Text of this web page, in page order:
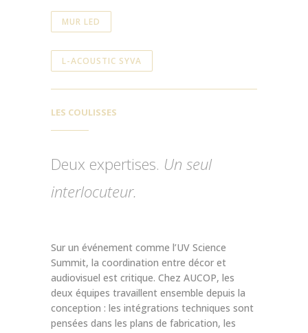
MUR LED
L-ACOUSTIC SYVA
LES COULISSES
Deux expertises. Un seul
interlocuteur.
Sur un événement comme l’UV Science
Summit, la coordination entre décor et
audiovisuel est critique. Chez AUCOP, les
deux équipes travaillent ensemble depuis la
conception : les intégrations techniques sont
pensées dans les plans de fabrication, les